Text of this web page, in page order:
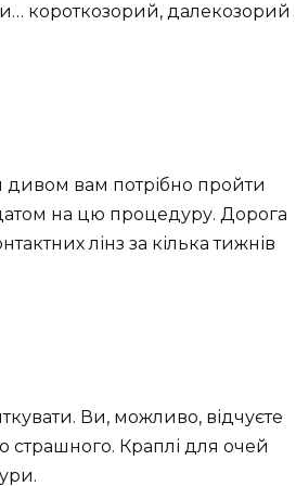
короткозорий, далекозорий
дивом вам потрібно пройти
на цю процедуру. Дорога
лінз за кілька тижнів
Ви, можливо, відчуєте
страшного. Краплі для очей